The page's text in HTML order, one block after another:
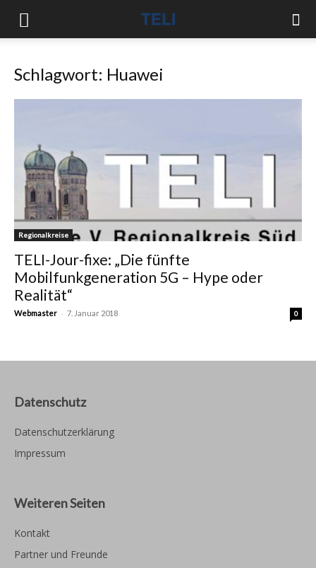
Schlagwort: Huawei
Regionalkreise
TELI-Jour-fixe: „Die fünfte
Mobilfunkgeneration 5G – Hype oder
Realität“
Webmaster - 7. Januar 2018 0
Datenschutz
Datenschutzerklärung
Impressum
Weiteren Seiten
Kontakt
Partner und Freunde